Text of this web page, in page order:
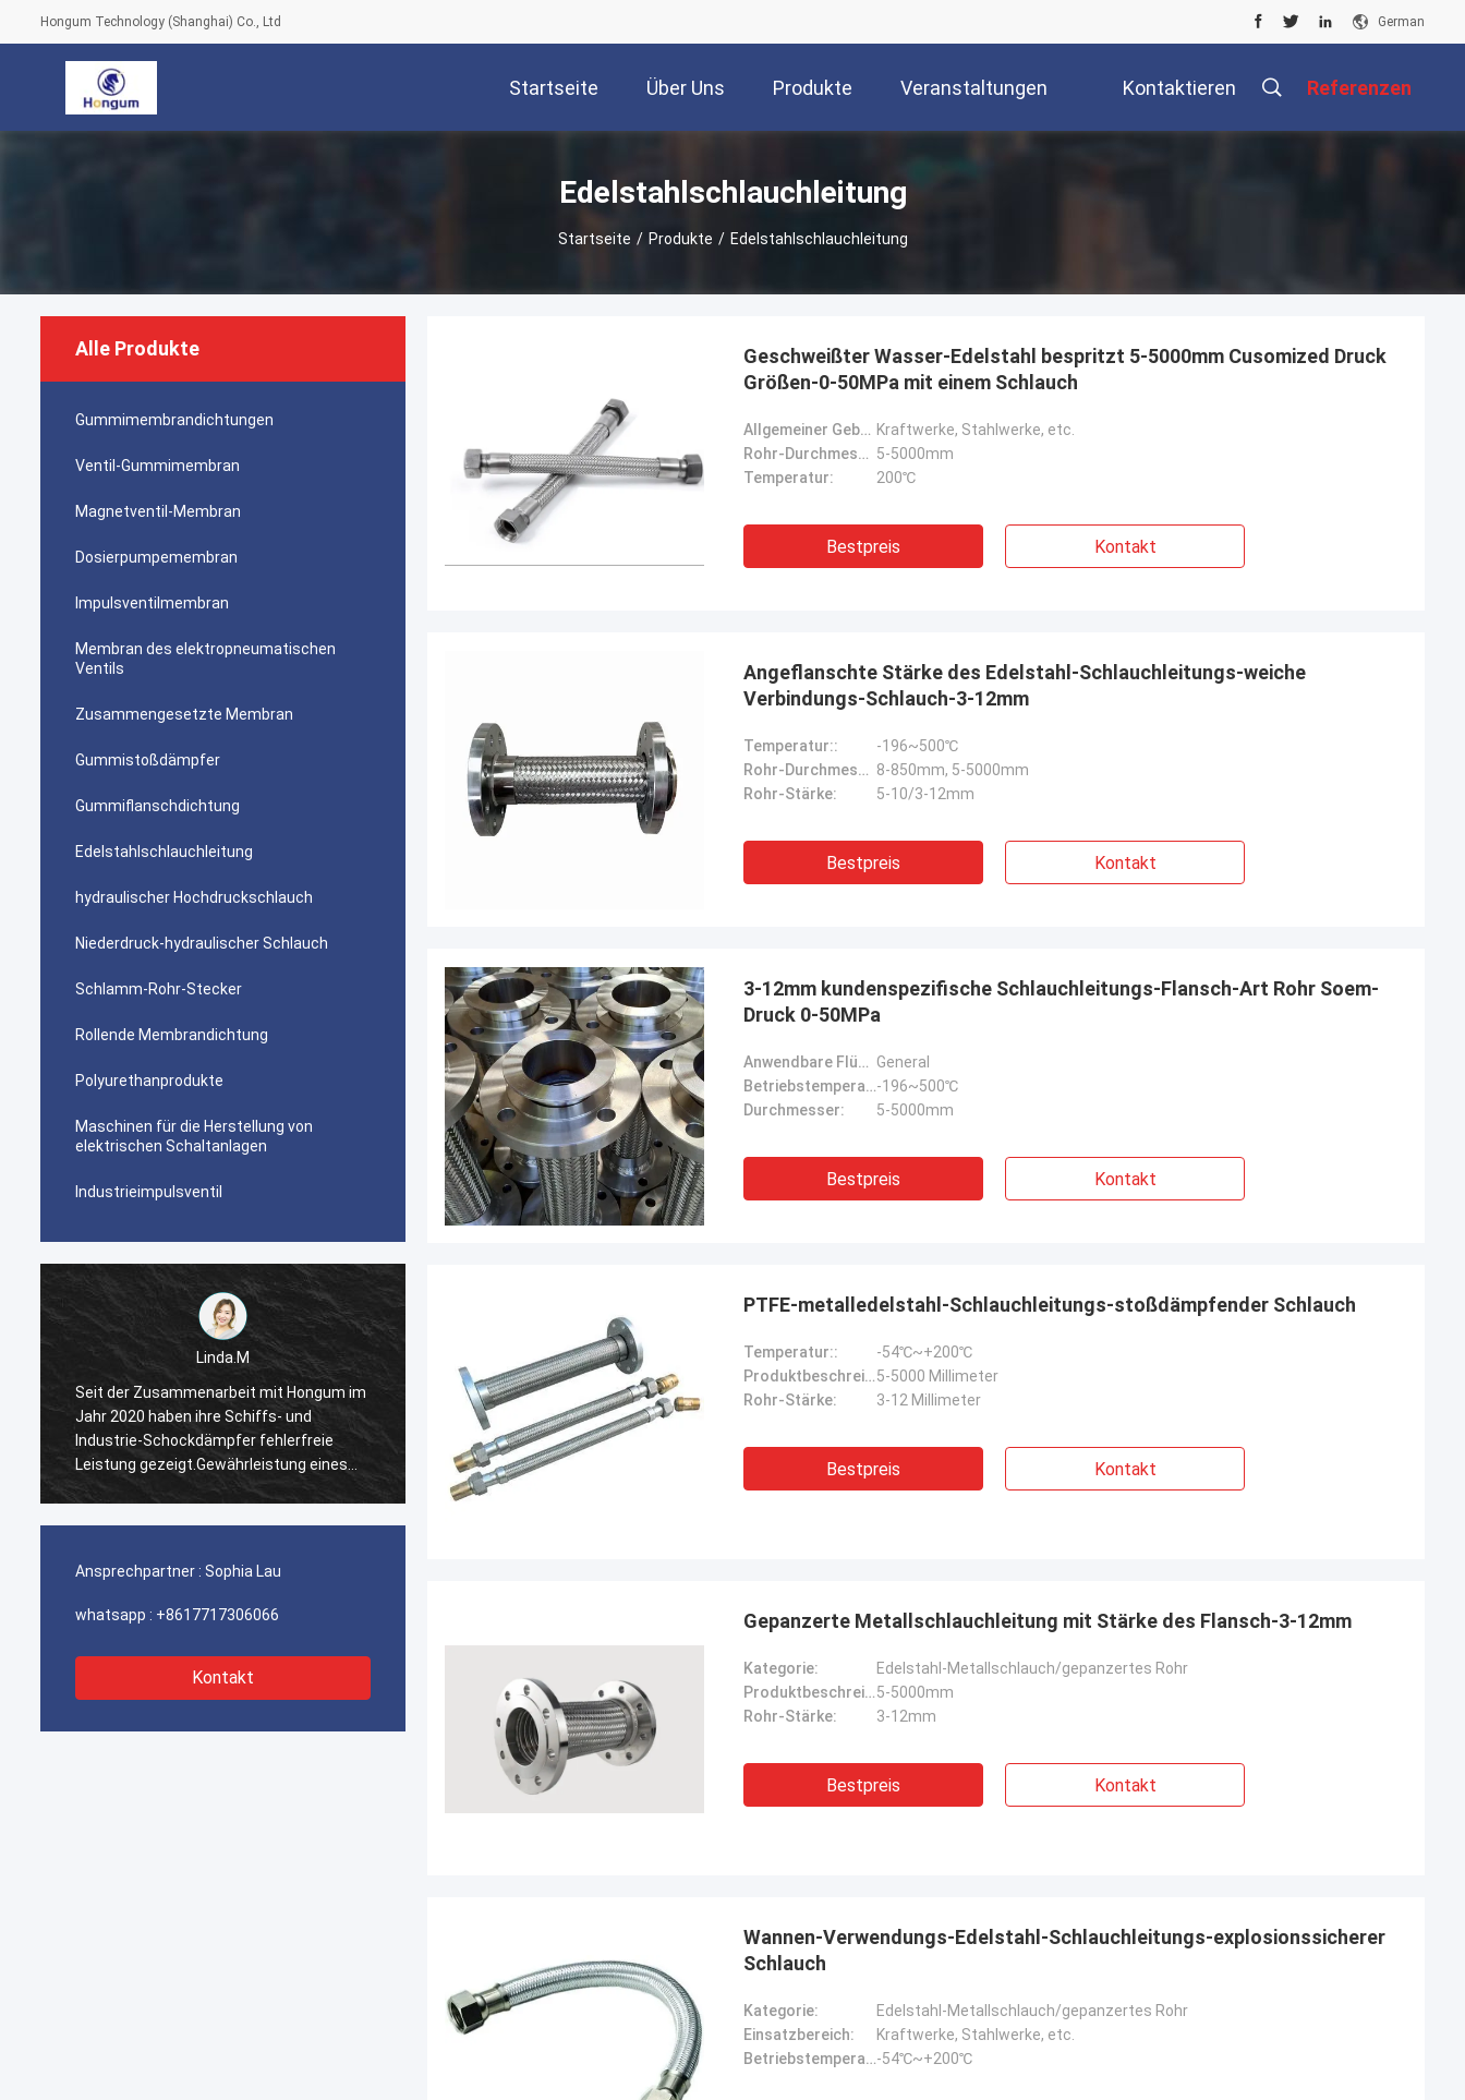
Hongum Technology (Shanghai) Co., Ltd German
Startseite Über Uns Produkte Veranstaltungen Kontaktieren Referenzen
Edelstahlschlauchleitung
Startseite / Produkte / Edelstahlschlauchleitung
Alle Produkte
Gummimembrandichtungen
Ventil-Gummimembran
Magnetventil-Membran
Dosierpumpemembran
Impulsventilmembran
Membran des elektropneumatischen
Ventils
Zusammengesetzte Membran
Gummistoßdämpfer
Gummiflanschdichtung
Edelstahlschlauchleitung
hydraulischer Hochdruckschlauch
Niederdruck-hydraulischer Schlauch
Schlamm-Rohr-Stecker
Rollende Membrandichtung
Polyurethanprodukte
Maschinen für die Herstellung von
elektrischen Schaltanlagen
Industrieimpulsventil
Linda.M
Seit der Zusammenarbeit mit Hongum im
Jahr 2020 haben ihre Schiffs- und
Industrie-Schockdämpfer fehlerfreie
Leistung gezeigt.Gewährleistung eines
ununterbrochenen Betriebs unserer
Linda.M
Seit der Zusammenarbeit mit Hongum im
Jahr 2020 haben ihre Schiffs- und
Industrie-Schockdämpfer fehlerfreie
Leistung gezeigt.Gewährleistung eines
ununterbrochenen Betriebs unserer
Ansprechpartner : Sophia Lau
whatsapp : +8617717306066
Kontakt
Geschweißter Wasser-Edelstahl bespritzt 5-5000mm Cusomized Druck
Größen-0-50MPa mit einem Schlauch
Allgemeiner Gebrauch: Kraftwerke, Stahlwerke, etc.
Rohr-Durchmesser: 5-5000mm
Temperatur:
200℃
Bestpreis Kontakt
Angeflanschte Stärke des Edelstahl-Schlauchleitungs-weiche
Verbindungs-Schlauch-3-12mm
Temperatur::
-196~500℃
Rohr-Durchmesser: 8-850mm, 5-5000mm
Rohr-Stärke:
5-10/3-12mm
Bestpreis Kontakt
3-12mm kundenspezifische Schlauchleitungs-Flansch-Art Rohr Soem-
Druck 0-50MPa
Anwendbare Flüssigkeit: General
Betriebstemperatur::-196~500℃
Durchmesser:
5-5000mm
Bestpreis Kontakt
PTFE-metalledelstahl-Schlauchleitungs-stoßdämpfender Schlauch
Temperatur::
-54℃~+200℃
Produktbeschreibungen:5-5000 Millimeter
Rohr-Stärke:
3-12 Millimeter
Bestpreis Kontakt
Gepanzerte Metallschlauchleitung mit Stärke des Flansch-3-12mm
Kategorie:
Edelstahl-Metallschlauch/gepanzertes Rohr
Produktbeschreibungen:5-5000mm
Rohr-Stärke:
3-12mm
Bestpreis Kontakt
Wannen-Verwendungs-Edelstahl-Schlauchleitungs-explosionssicherer
Schlauch
Kategorie:
Edelstahl-Metallschlauch/gepanzertes Rohr
Einsatzbereich:
Kraftwerke, Stahlwerke, etc.
Betriebstemperatur::-54℃~+200℃